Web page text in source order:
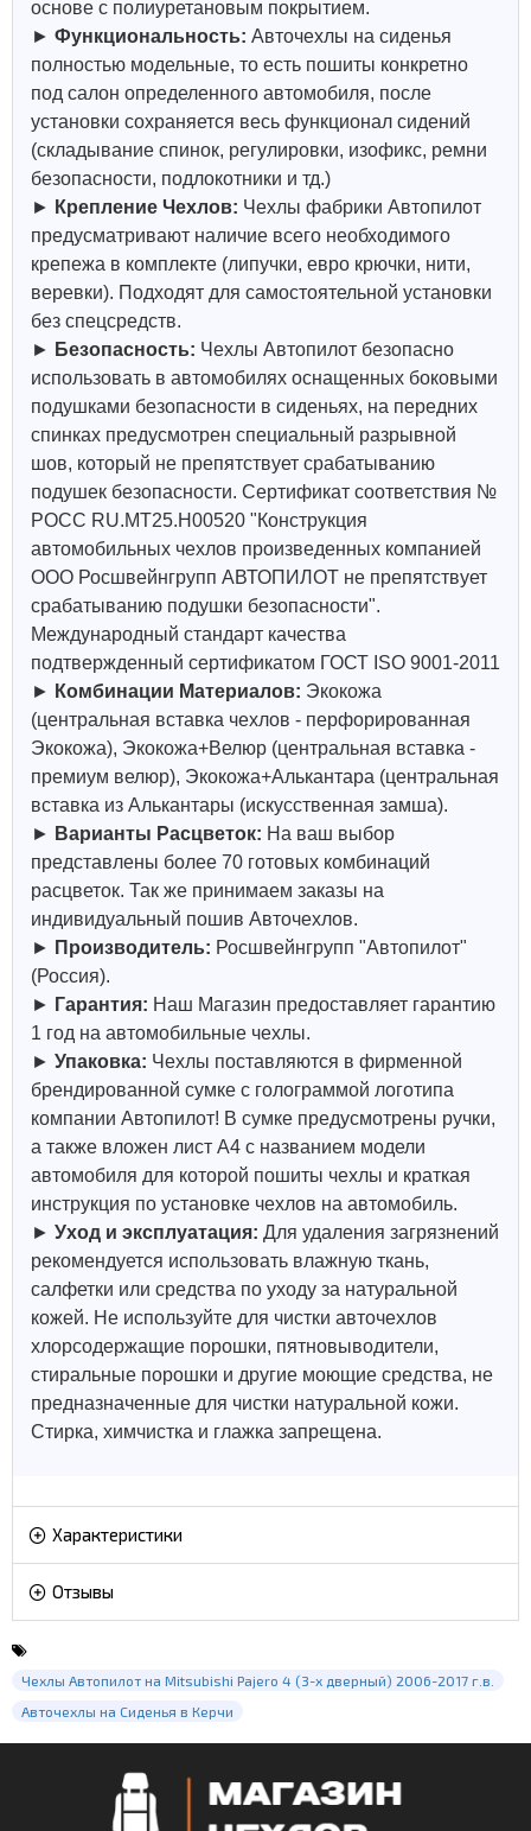
основе с полиуретановым покрытием.
► Функциональность: Авточехлы на сиденья
полностью модельные, то есть пошиты конкретно
под салон определенного автомобиля, после
установки сохраняется весь функционал сидений
(складывание спинок, регулировки, изофикс, ремни
безопасности, подлокотники и тд.)
► Крепление Чехлов: Чехлы фабрики Автопилот
предусматривают наличие всего необходимого
крепежа в комплекте (липучки, евро крючки, нити,
веревки). Подходят для самостоятельной установки
без спецсредств.
► Безопасность: Чехлы Автопилот безопасно
использовать в автомобилях оснащенных боковыми
подушками безопасности в сиденьях, на передних
спинках предусмотрен специальный разрывной
шов, который не препятствует срабатыванию
подушек безопасности. Сертификат соответствия №
РОСС RU.МТ25.Н00520 "Конструкция
автомобильных чехлов произведенных компанией
ООО Росшвейнгрупп АВТОПИЛОТ не препятствует
срабатыванию подушки безопасности".
Международный стандарт качества
подтвержденный сертификатом ГОСТ ISO 9001-2011
► Комбинации Материалов: Экокожа
(центральная вставка чехлов - перфорированная
Экокожа), Экокожа+Велюр (центральная вставка -
премиум велюр), Экокожа+Алькантара (центральная
вставка из Алькантары (искусственная замша).
► Варианты Расцветок: На ваш выбор
представлены более 70 готовых комбинаций
расцветок. Так же принимаем заказы на
индивидуальный пошив Авточехлов.
► Производитель: Росшвейнгрупп "Автопилот"
(Россия).
► Гарантия: Наш Магазин предоставляет гарантию
1 год на автомобильные чехлы.
► Упаковка: Чехлы поставляются в фирменной
брендированной сумке с голограммой логотипа
компании Автопилот! В сумке предусмотрены ручки,
а также вложен лист А4 с названием модели
автомобиля для которой пошиты чехлы и краткая
инструкция по установке чехлов на автомобиль.
► Уход и эксплуатация: Для удаления загрязнений
рекомендуется использовать влажную ткань,
салфетки или средства по уходу за натуральной
кожей. Не используйте для чистки авточехлов
хлорсодержащие порошки, пятновыводители,
стиральные порошки и другие моющие средства, не
предназначенные для чистки натуральной кожи.
Стирка, химчистка и глажка запрещена.
Характеристики
Отзывы
Чехлы Автопилот на Mitsubishi Pajero 4 (3-х дверный) 2006-2017 г.в.
Авточехлы на Сиденья в Керчи